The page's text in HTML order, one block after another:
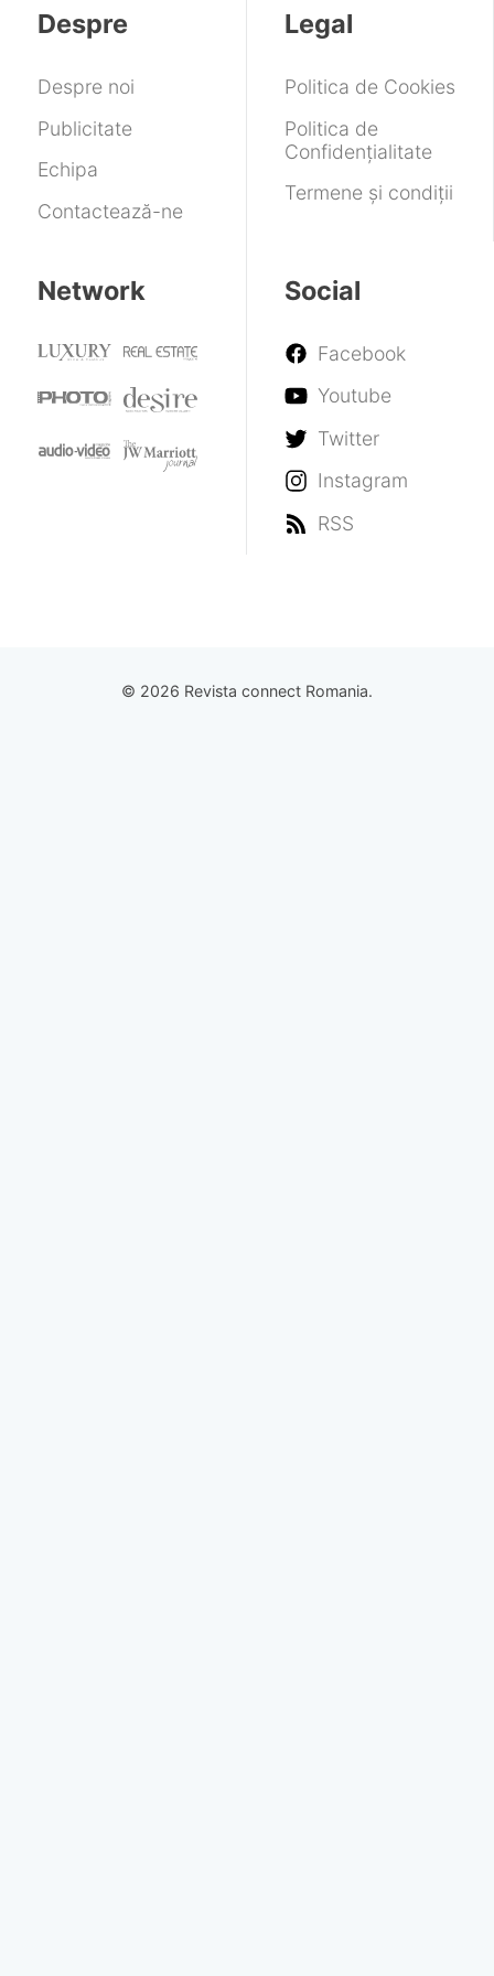
Despre
Despre noi
Publicitate
Echipa
Contactează-ne
Legal
Politica de Cookies
Politica de
Confidențialitate
Termene și condiții
Network Social
Facebook
Youtube
Twitter
Instagram
RSS
© 2026 Revista connect Romania.